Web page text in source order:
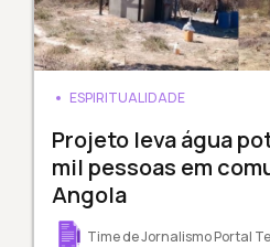
ESPIRITUALIDADE
Projeto leva água
mil pessoas em
Angola
Time de Jornalismo Portal